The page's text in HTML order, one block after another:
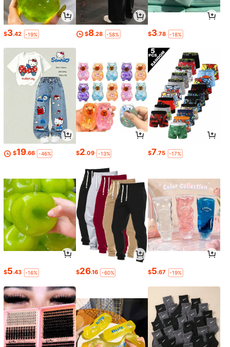
$3.42 -19% $8.28 -58% $3.78 -18%
$19.66 -46% $2.09 -13% $7.75 -17%
$5.43 -16% $26.16 -60% $5.67 -19%